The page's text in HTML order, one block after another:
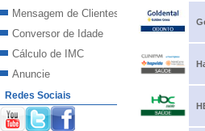
Mensagem de Clientes
Conversor de Idade
Cálculo de IMC
Anuncie
Redes Sociais